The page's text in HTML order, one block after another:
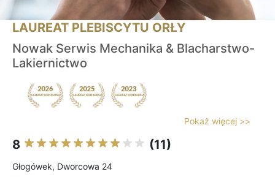
LAUREAT PLEBISCYTU ORŁY
Nowak Serwis Mechanika & Blacharstwo-
Lakiernictwo
Pokaż więcej >>
8 (11)
Głogówek, Dworcowa 24